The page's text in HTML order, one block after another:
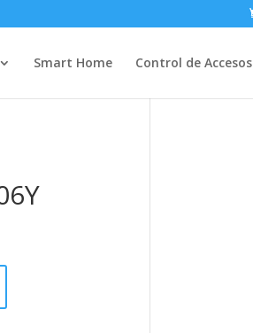
Smart Home Control de Accesos